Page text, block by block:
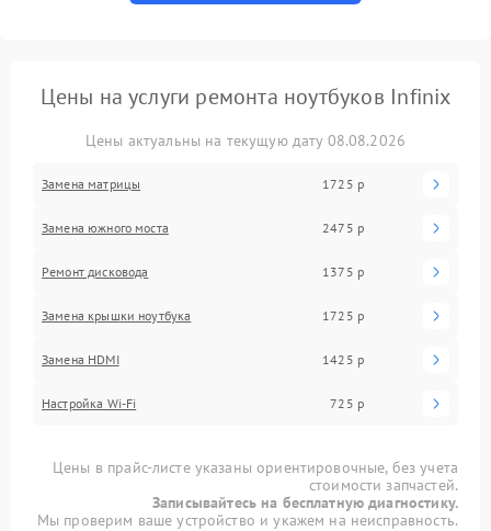
Цены на услуги ремонта ноутбуков Infinix
Цены актуальны на текущую дату 08.08.2026
Замена матрицы 1725 р
Замена южного моста 2475 р
Ремонт дисковода 1375 р
Замена крышки ноутбука 1725 р
Замена HDMI 1425 р
Настройка Wi-Fi 725 р
Цены в прайс-листе указаны ориентировочные, без учета
стоимости запчастей.
Записывайтесь на бесплатную диагностику.
Мы проверим ваше устройство и укажем на неисправность.